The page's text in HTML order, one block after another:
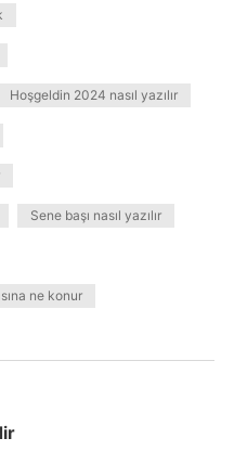
Hoşgeldin 2024 nasıl yazılır
Sene başı nasıl yazılır
ne konur